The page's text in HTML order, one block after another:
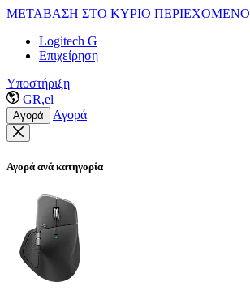
ΜΕΤΑΒΑΣΗ ΣΤΟ ΚΥΡΙΟ ΠΕΡΙΕΧΟΜΕΝΟ
Logitech G
Επιχείρηση
Υποστήριξη
GR,el
Αγορά Αγορά
Αγορά ανά κατηγορία